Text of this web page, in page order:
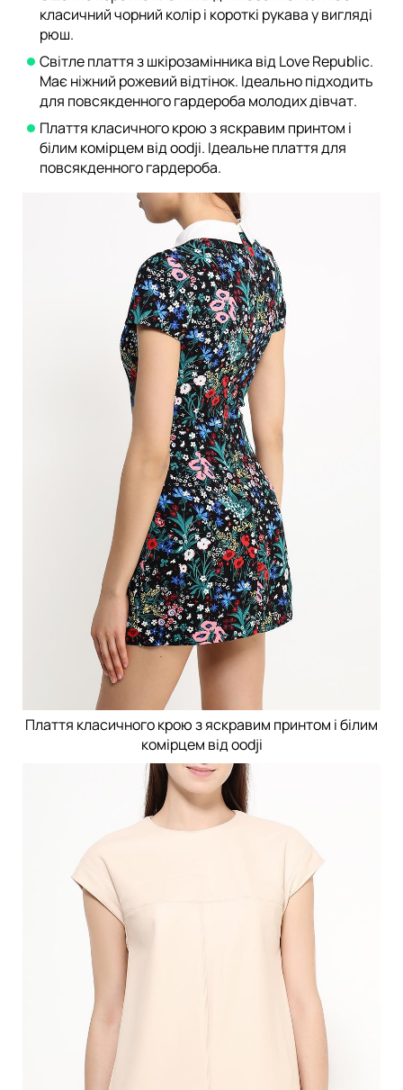
класичний чорний колір і короткі рукава у вигляді
рюш.
Світле плаття з шкірозамінника від Love Republic.
Має ніжний рожевий відтінок. Ідеально підходить
для повсякденного гардероба молодих дівчат.
Плаття класичного крою з яскравим принтом і
білим комірцем від oodji. Ідеальне плаття для
повсякденного гардероба.
Плаття класичного крою з яскравим принтом і білим
комірцем від oodji